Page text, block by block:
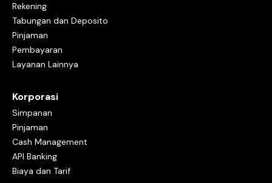
Rekening
Tabungan dan Deposito
Pinjaman
Pembayaran
Layanan Lainnya
Korporasi
Simpanan
Pinjaman
Cash Management
API Banking
Biaya dan Tarif